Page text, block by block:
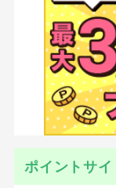
ポイントサ